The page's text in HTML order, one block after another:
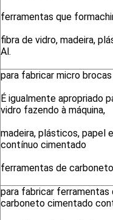
ferramentas que
fibra de vidro, madeira,
Al.
para fabricar micro
É igualmente apropriado
vidro fazendo à máquina,
madeira, plásticos, papel
contínuo cimentado
ferramentas de
para fabricar ferramentas
carboneto cimentado